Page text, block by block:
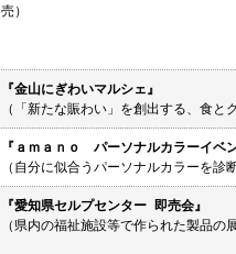
売）
『金山にぎわいマルシェ』
（「新たな賑わい」を創出する、食と
『ａｍａｎｏ パーソナルカラーイベ
（自分に似合うパーソナルカラーを診
『愛知県セルプセンター 即売会』
（県内の福祉施設等で作られた製品の